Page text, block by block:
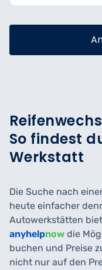
So findest
Werkstatt
Die Suche nach
heute einfacher
Autowerkstätten
anyhelpnow die
buchen und Preise
nicht nur auf den